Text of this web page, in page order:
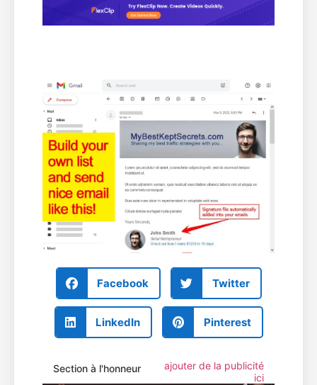
Facebook Twitter
LinkedIn Pinterest
Section à l'honneur
ajouter de la publicité
ici